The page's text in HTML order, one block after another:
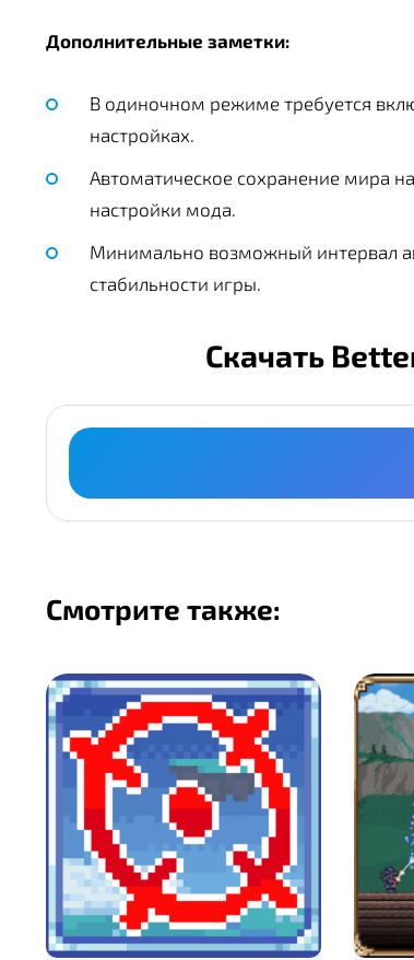
Дополнительные заметки:
В одиночном режиме требуется
настройках.
Автоматическое сохранение мира
настройки мода.
Минимально возможный интервал
стабильности игры.
Скачать
Смотрите также: